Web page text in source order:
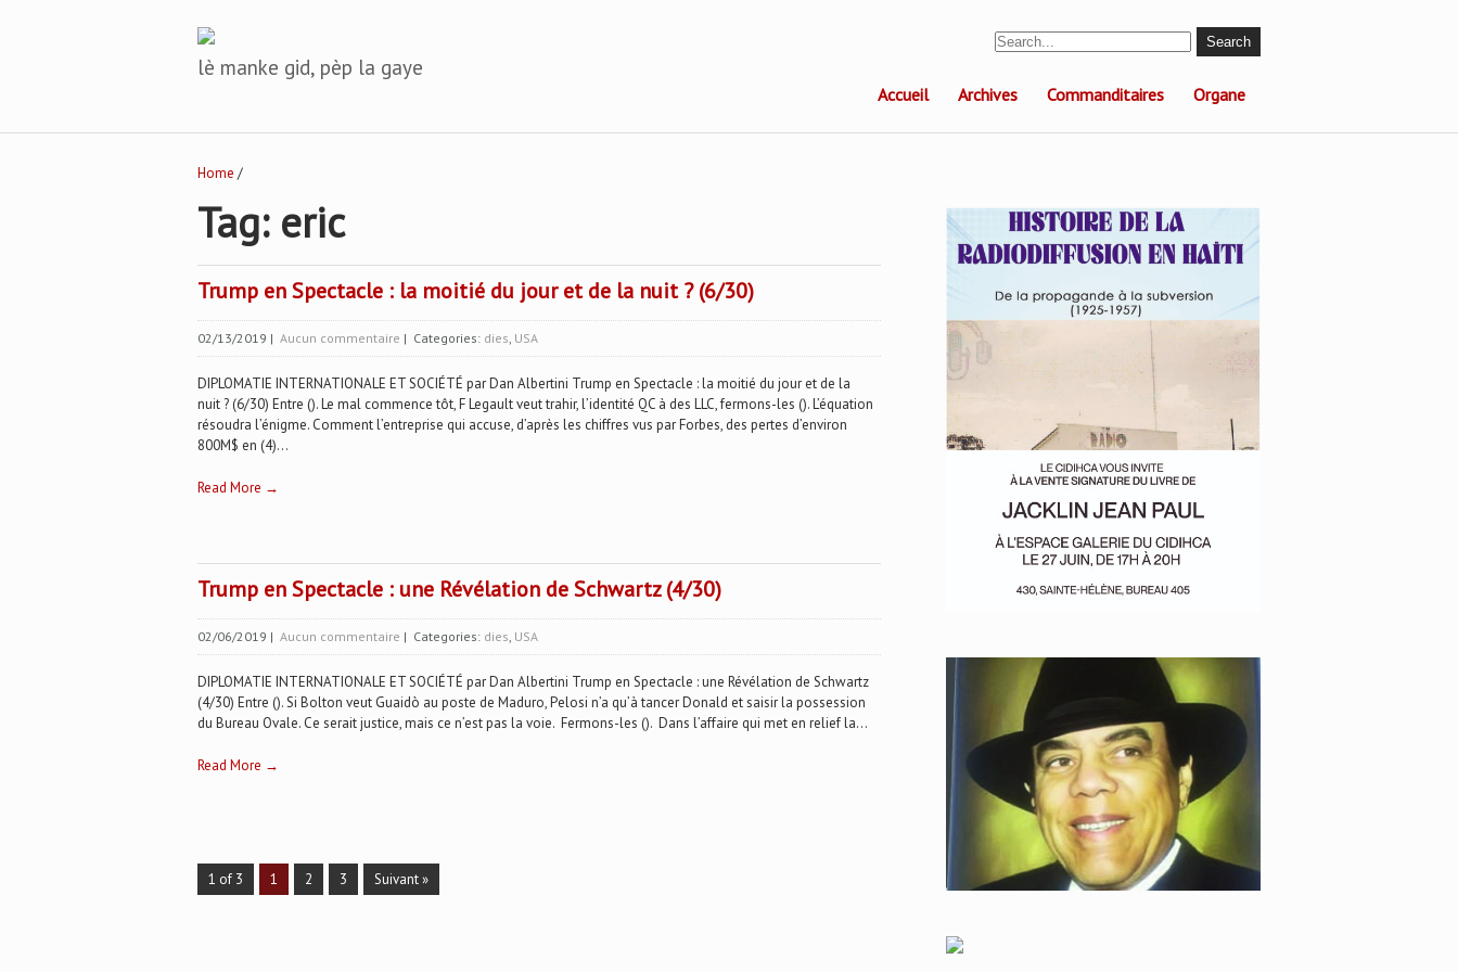
lè manke gid, pèp la gaye
Accueil Archives Commanditaires Organe
Home /
Tag: eric
Trump en Spectacle : la moitié du jour et de la nuit ? (6/30)
02/13/2019 | Aucun commentaire | Categories: dies, USA
DIPLOMATIE INTERNATIONALE ET SOCIÉTÉ par Dan Albertini Trump en Spectacle : la moitié du jour et de la
nuit ? (6/30) Entre (). Le mal commence tôt, F Legault veut trahir, l’identité QC à des LLC, fermons-les (). L’équation
résoudra l’énigme. Comment l’entreprise qui accuse, d’après les chiffres vus par Forbes, des pertes d’environ
800M$ en (4)...
Read More →
Trump en Spectacle : une Révélation de Schwartz (4/30)
02/06/2019 | Aucun commentaire | Categories: dies, USA
DIPLOMATIE INTERNATIONALE ET SOCIÉTÉ par Dan Albertini Trump en Spectacle : une Révélation de Schwartz
(4/30) Entre (). Si Bolton veut Guaidò au poste de Maduro, Pelosi n’a qu’à tancer Donald et saisir la possession
du Bureau Ovale. Ce serait justice, mais ce n’est pas la voie. Fermons-les (). Dans l’affaire qui met en relief la...
Read More →
1 of 3 1 2 3 Suivant »